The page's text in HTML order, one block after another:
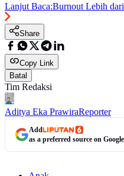
Lanjut Baca:Burnout Lebih
Share
Copy Link
Batal
Tim Redaksi
Aditya Eka PrawiraReporter
Add
as a preferred source on Google